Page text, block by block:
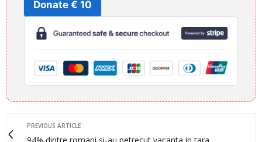
Donate € 10
PREVIOUS ARTICLE